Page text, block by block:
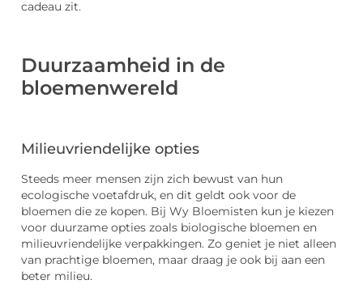
cadeau zit.
Duurzaamheid in de
bloemenwereld
Milieuvriendelijke opties
Steeds meer mensen zijn zich bewust van hun
ecologische voetafdruk, en dit geldt ook voor de
bloemen die ze kopen. Bij Wy Bloemisten kun je kiezen
voor duurzame opties zoals biologische bloemen en
milieuvriendelijke verpakkingen. Zo geniet je niet alleen
van prachtige bloemen, maar draag je ook bij aan een
beter milieu.